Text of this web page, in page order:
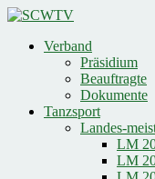
Zum
springen
SCWTV
Sächsische
Western
Tanzsportvereinigung
Verband
Präsidium
Beauftragte
Dokumente
Tanzsport
Landes-
LM
LM